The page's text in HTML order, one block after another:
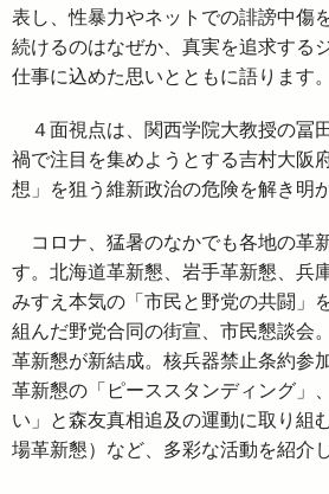
表し、性暴力やネットでの誹謗中傷
続けるのはなぜか、真実を追求する
仕事に込めた思いとともに語ります。
４面視点は、関西学院大教授の冨
禍で注目を集めようとする吉村大阪
想」を狙う維新政治の危険を解き明
コロナ、猛暑のなかでも各地の革
す。北海道革新懇、岩手革新懇、兵
みすえ本気の「市民と野党の共闘」
組んだ野党合同の街宣、市民懇談会
革新懇が新結成。核兵器禁止条約参
革新懇の「ピーススタンディング」
い」と森友真相追及の運動に取り組
場革新懇）など、多彩な活動を紹介